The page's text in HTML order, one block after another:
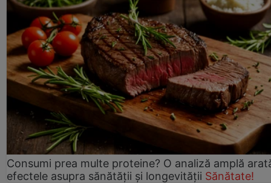
Consumi prea multe proteine? O analiză amplă
efectele asupra sănătății și longevității Sănătate!